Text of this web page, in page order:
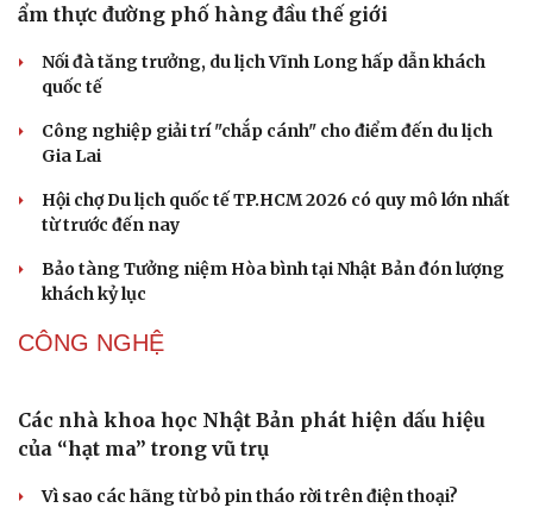
ẩm thực đường phố hàng đầu thế giới
Nối đà tăng trưởng, du lịch Vĩnh Long hấp dẫn khách
quốc tế
Công nghiệp giải trí "chắp cánh" cho điểm đến du lịch
Gia Lai
Hội chợ Du lịch quốc tế TP.HCM 2026 có quy mô lớn nhất
từ trước đến nay
Bảo tàng Tưởng niệm Hòa bình tại Nhật Bản đón lượng
khách kỷ lục
CÔNG NGHỆ
Các nhà khoa học Nhật Bản phát hiện dấu hiệu
của “hạt ma” trong vũ trụ
Vì sao các hãng từ bỏ pin tháo rời trên điện thoại?